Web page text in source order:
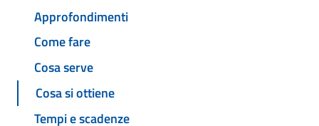
Approfondimenti
Come fare
Cosa serve
Cosa si ottiene
Tempi e scadenze